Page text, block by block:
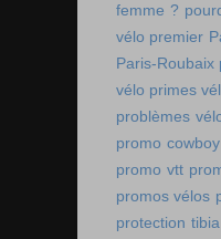
femme ?
vélo premier
Paris-Roubaix
vélo primes
problèmes
promo cowboy
promo vtt
promos vélos
protection